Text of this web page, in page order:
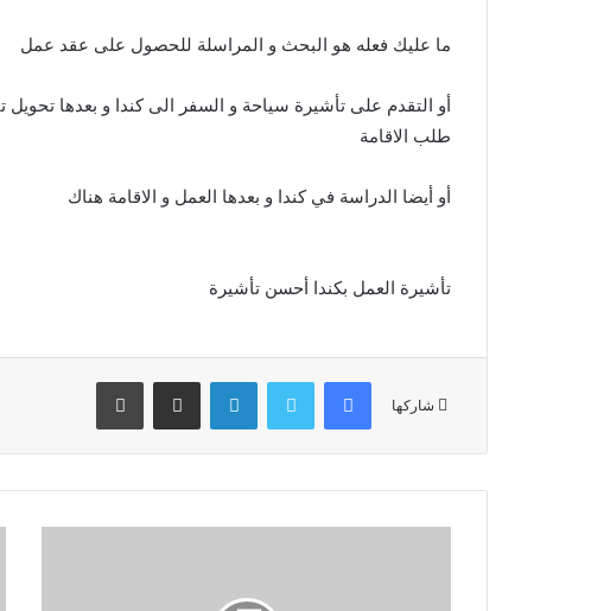
ما عليك فعله هو البحث و المراسلة للحصول على عقد عمل
أو التقدم على تأشيرة سياحة و السفر الى كندا و بعدها
طلب الاقامة
أو أيضا الدراسة في كندا و بعدها العمل و الاقامة هناك
تأشيرة العمل بكندا أحسن تأشيرة
شاركها
فيسبوك تويتر لينكدإن مشاركة عبر البريد طباعة